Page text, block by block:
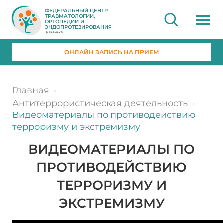
ФЕДЕРАЛЬНЫЙ ЦЕНТР
ТРАВМАТОЛОГИИ,
ОРТОПЕДИИ И
ЭНДОПРОТЕЗИРОВАНИЯ
БАРНАУЛ
ОНЛАЙН ЗАПИСЬ НА ПРИЕМ
Главная
Антитеррористическая деятельность
Видеоматериалы по противодействию
терроризму и экстремизму
ВИДЕОМАТЕРИАЛЫ ПО
ПРОТИВОДЕЙСТВИЮ
ТЕРРОРИЗМУ И
ЭКСТРЕМИЗМУ